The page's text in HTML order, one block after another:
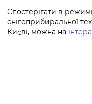
Спостерігати в
снігоприбиральної
Києві, можна на